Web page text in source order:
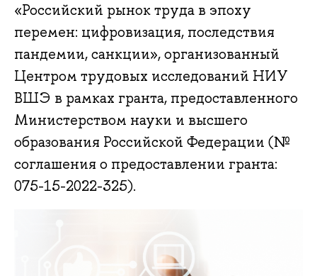
«Российский рынок труда в эпоху
перемен: цифровизация, последствия
пандемии, санкции», организованный
Центром трудовых исследований НИУ
ВШЭ в рамках гранта, предоставленного
Министерством науки и высшего
образования Российской Федерации (№
соглашения о предоставлении гранта:
075-15-2022-325).